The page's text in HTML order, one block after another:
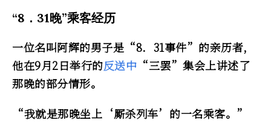
“8．31晚”乘客经历
一位名叫阿辉的男子是“8．31事件”的亲历者，
他在9月2日举行的反送中 “三罢”集会上讲述了
那晚的部分情形。
“我就是那晚坐上‘厮杀列车’的一名乘客。”